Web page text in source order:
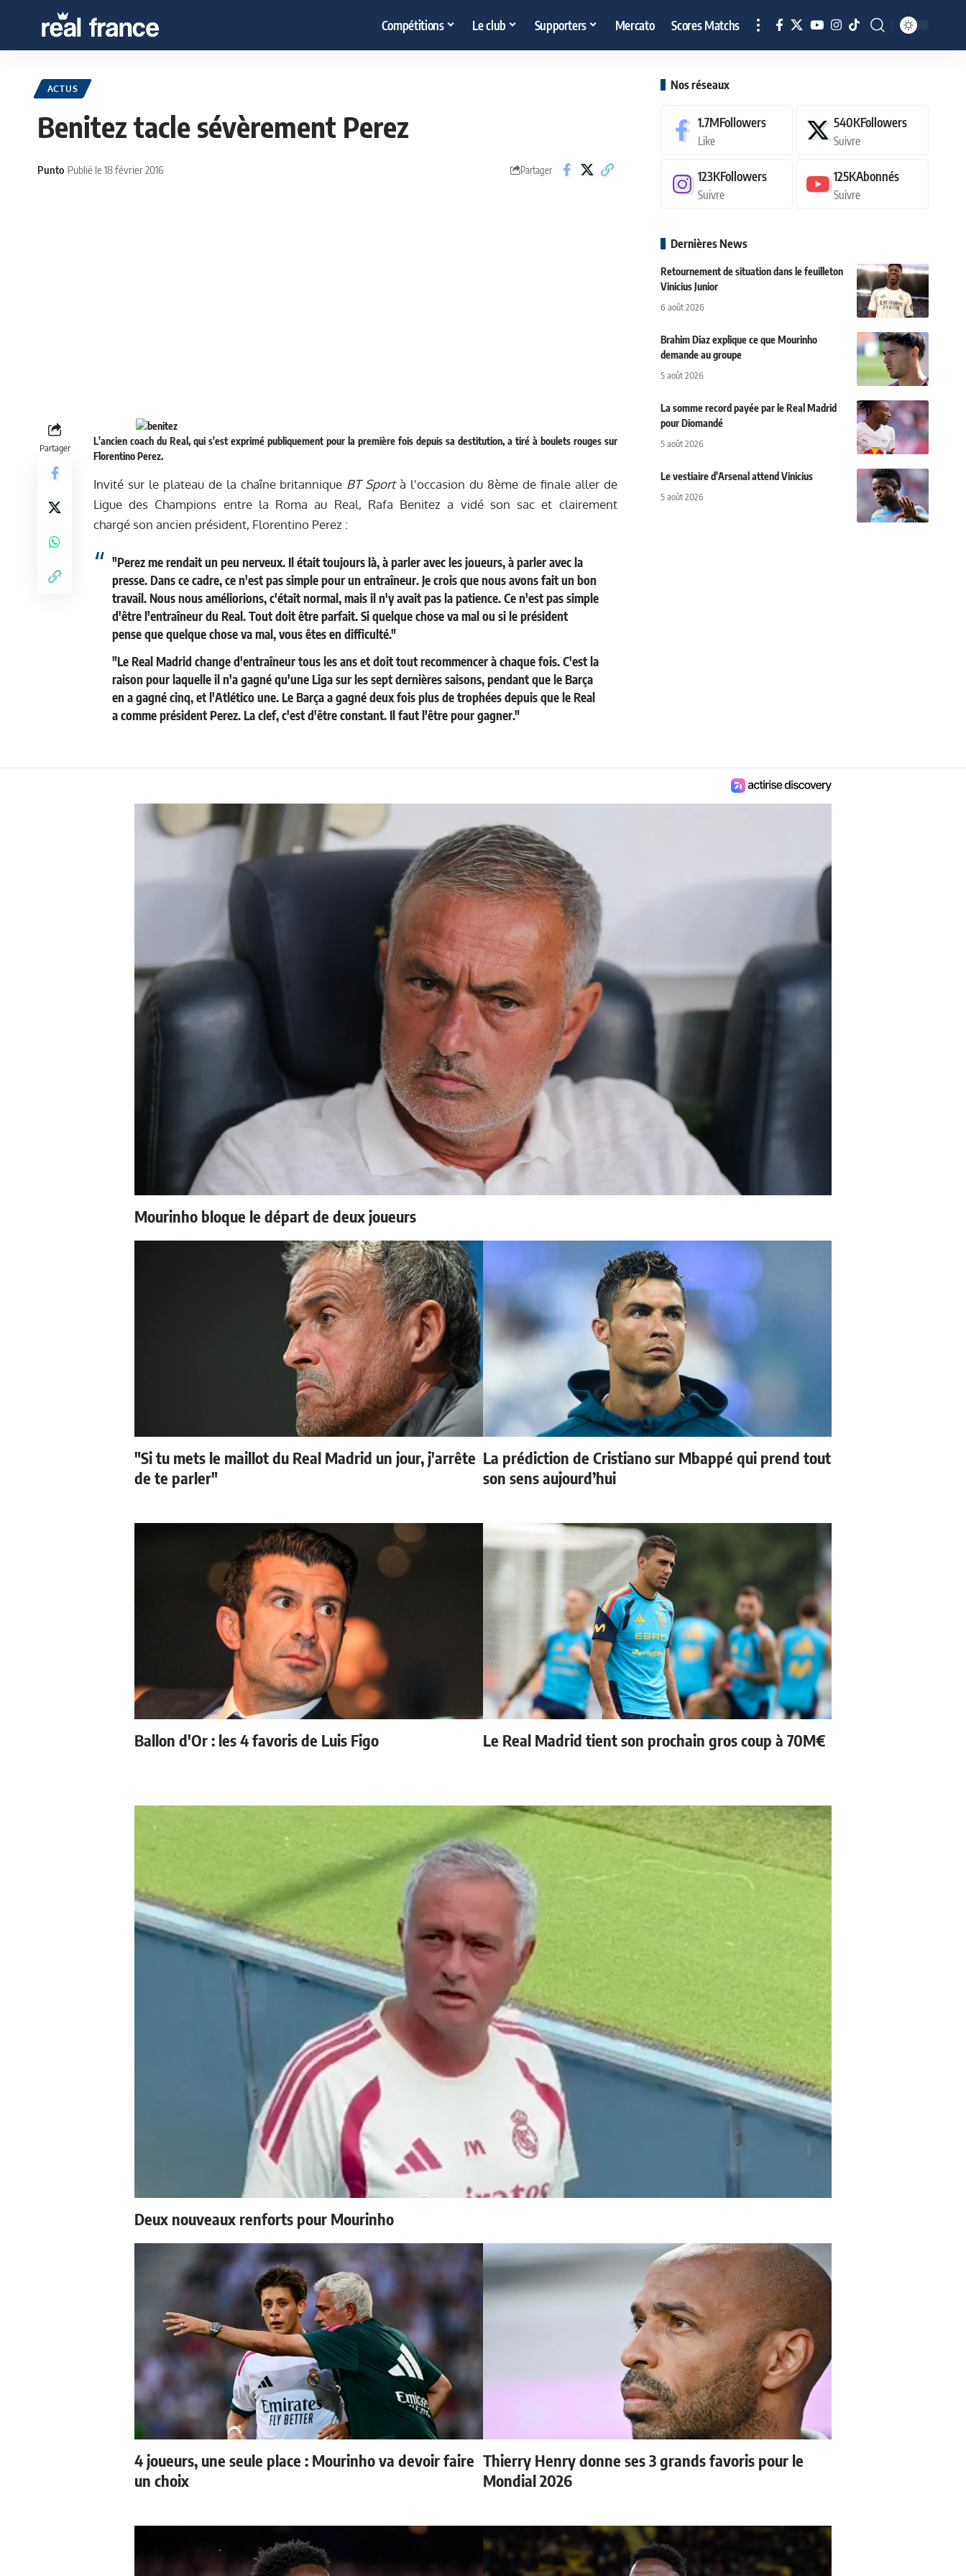
Compétitions Le club Supporters Mercato Scores Matchs
ACTUS
Benitez tacle sévèrement Perez
Punto Publié le 18 février 2016 Partager
Partager
L'ancien coach du Real, qui s'est exprimé publiquement pour la première fois depuis sa destitution, a tiré à boulets rouges sur
Florentino Perez.
Invité sur le plateau de la chaîne britannique BT Sportà l'occasion du 8ème de finale aller de
Ligue des Champions entre la Roma au Real, Rafa Benitez a vidé son sac et clairement
chargé son ancien président, Florentino Perez :
"Perez me rendait un peu nerveux. Il était toujours là, à parler avec les joueurs, à parler avec la
presse. Dans ce cadre, ce n'est pas simple pour un entraîneur. Je crois que nous avons fait un bon
travail. Nous nous améliorions, c'était normal, mais il n'y avait pas la patience. Ce n'est pas simple
d'être l'entraîneur du Real. Tout doit être parfait. Si quelque chose va mal ou si le président
pense que quelque chose va mal, vous êtes en difficulté."
"Le Real Madrid change d'entraîneur tous les ans et doit tout recommencer à chaque fois. C'est la
raison pour laquelle il n'a gagné qu'une Liga sur les sept dernières saisons, pendant que le Barça
en a gagné cinq, et l'Atlético une. Le Barça a gagné deux fois plus de trophées depuis que le Real
a comme président Perez. La clef, c'est d'être constant. Il faut l'être pour gagner."
Nos réseaux
1.7MFollowers
Like
540KFollowers
Suivre
123KFollowers
Suivre
125KAbonnés
Suivre
Dernières News
Retournement de situation dans le feuilleton
Vinicius Junior
6 août 2026
Brahim Diaz explique ce que Mourinho
demande au groupe
5 août 2026
La somme record payée par le Real Madrid
pour Diomandé
5 août 2026
Le vestiaire d'Arsenal attend Vinicius
5 août 2026
Mourinho bloque le départ de deux joueurs
"Si tu mets le maillot du Real Madrid un jour, j'arrête
de te parler"
La prédiction de Cristiano sur Mbappé qui prend tout
son sens aujourd’hui
Ballon d'Or : les 4 favoris de Luis Figo Le Real Madrid tient son prochain gros coup à 70M€
Deux nouveaux renforts pour Mourinho
4 joueurs, une seule place : Mourinho va devoir faire
un choix
Thierry Henry donne ses 3 grands favoris pour le
Mondial 2026